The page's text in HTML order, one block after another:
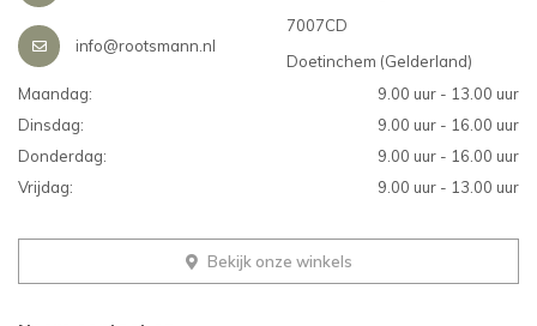
info@rootsmann.nl
7007CD
Doetinchem (Gelderland)
Maandag:
9.00 uur - 13.00 uur
Dinsdag:
9.00 uur - 16.00 uur
Donderdag:
9.00 uur - 16.00 uur
Vrijdag:
9.00 uur - 13.00 uur
Bekijk onze winkels